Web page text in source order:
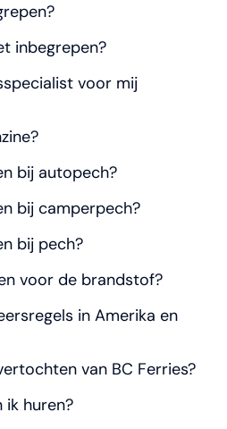
inbegrepen?
voor mij
bij autopech?
bij camperpech?
bij pech?
voor de brandstof?
in Amerika en
van BC Ferries?
ik huren?